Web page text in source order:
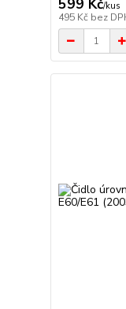
599 Kč/kus
495 Kč bez